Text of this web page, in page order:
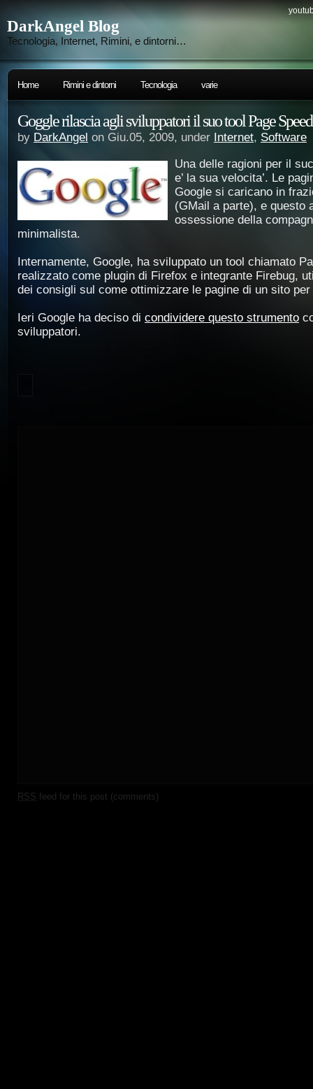
DarkAngel Blog
Tecnologia, Internet, Rimini, e dintorni…
Home Rimini e dintorni Tecnologia varie
Goggle rilascia agli sviluppatori il suo tool Page Speed
by DarkAngel on Giu.05, 2009, under Internet, Software
Una delle ragioni per il
e’ la sua velocita’. Le
Google si caricano in
(GMail a parte), e questo
ossessione della
minimalista.
Internamente, Google, ha sviluppato un tool chiamato
realizzato come plugin di Firefox e integrante Firebug,
dei consigli sul come ottimizzare le pagine di un sito per
Ieri Google ha deciso di condividere questo strumento
sviluppatori.
RSS feed for this post (comments)